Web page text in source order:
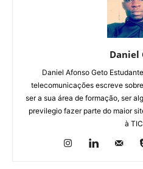
Daniel
Daniel Afonso Geto
telecomunicações escreve
ser a sua área de formação, ser
previlegio fazer parte do maior
à